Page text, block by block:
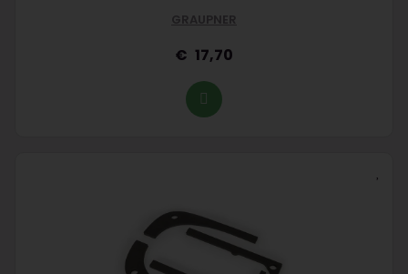
GRAUPNER
17,70